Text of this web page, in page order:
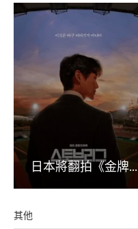
日本將翻拍《金牌...
其他